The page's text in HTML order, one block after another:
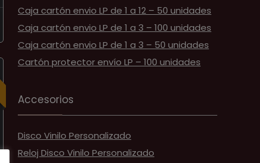
Caja cartón envio LP de 1 a 12 – 50 unidades
Caja cartón envio LP de 1 a 3 – 100 unidades
Caja cartón envio LP de 1 a 3 – 50 unidades
Cartón protector envío LP – 100 unidades
Accesorios
Disco Vinilo Personalizado
Reloj Disco Vinilo Personalizado